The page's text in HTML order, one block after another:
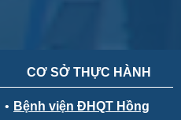
CƠ SỞ THỰC HÀNH
• Bệnh viện ĐHQT Hồng